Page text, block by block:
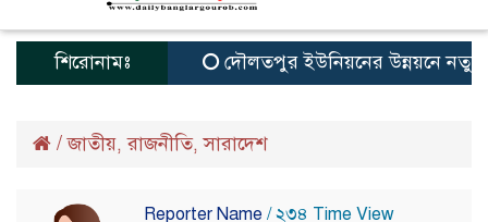
শিরোনামঃ দৌলতপুর ইউনিয়নের উন্নয়নে নতুন
/জাতীয়,রাজনীতি,সারাদেশ
Reporter Name / ২৩৪ Time View